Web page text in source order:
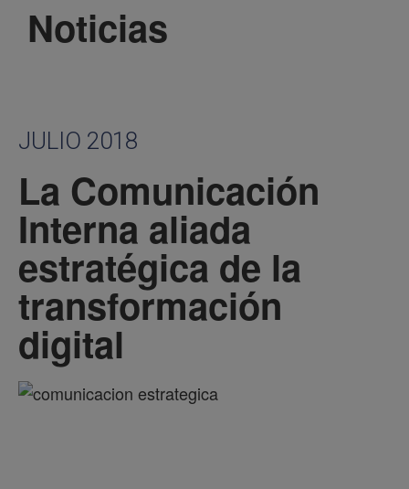
Noticias
JULIO 2018
La Comunicación
Interna aliada
estratégica de la
transformación
digital